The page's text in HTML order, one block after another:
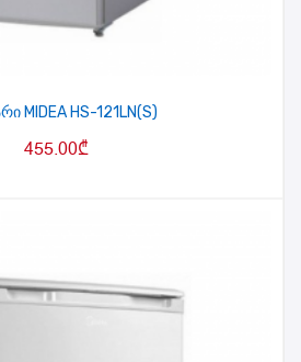
MIDEA HS-121LN(S)
455.00₾